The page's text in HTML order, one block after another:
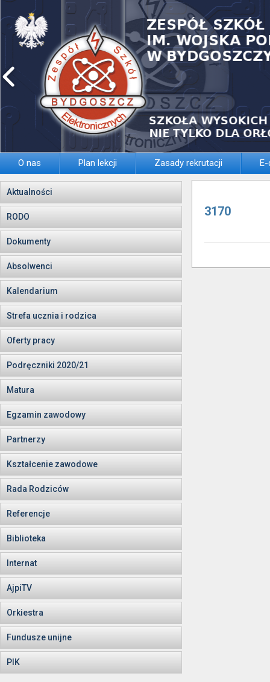
O nas Plan lekcji Zasady rekrutacji
Aktualności
RODO
Dokumenty
Absolwenci
Kalendarium
Strefa ucznia i rodzica
Oferty pracy
Podręczniki 2020/21
Matura
Egzamin zawodowy
Partnerzy
Kształcenie zawodowe
Rada Rodziców
Referencje
Biblioteka
Internat
AjpiTV
Orkiestra
Fundusze unijne
PIK
3170